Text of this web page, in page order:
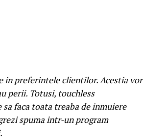
in preferintele clientilor. Acestia vor
perii. Totusi, touchless
faca toata treaba de inmuiere
spuma intr-un program